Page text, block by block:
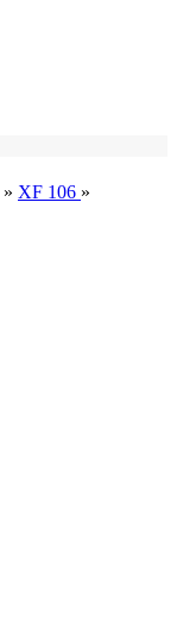
» XF 106 »